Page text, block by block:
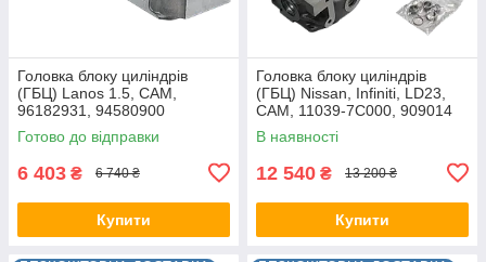
Головка блоку циліндрів
(ГБЦ) Lanos 1.5, CAM,
96182931, 94580900
Готово до відправки
6 403 ₴ 6 740 ₴
Купити
Головка блоку циліндрів
(ГБЦ) Nissan, Infiniti, LD23,
CAM, 11039-7C000, 909014
В наявності
12 540 ₴ 13 200 ₴
Купити